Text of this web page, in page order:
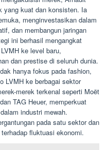
yang kuat dan konsisten. Ia
menginvestasikan dalam
dan membangun jaringan
ini berhasil mengangkat
ke level baru,
dan prestise di seluruh dunia.
hanya fokus pada fashion,
LVMH ke berbagai sektor
merek terkenal seperti Moët
TAG Heuer, memperkuat
industri mewah.
pada satu sektor dan
fluktuasi ekonomi.